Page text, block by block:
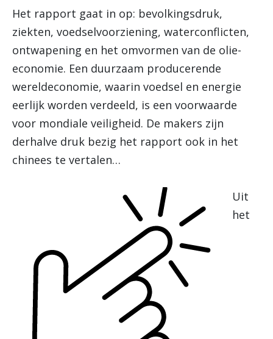
Het rapport gaat in op: bevolkingsdruk,
ziekten, voedselvoorziening, waterconflicten,
ontwapening en het omvormen van de olie-
economie. Een duurzaam producerende
wereldeconomie, waarin voedsel en energie
eerlijk worden verdeeld, is een voorwaarde
voor mondiale veiligheid. De makers zijn
derhalve druk bezig het rapport ook in het
chinees te vertalen…
Uit
het